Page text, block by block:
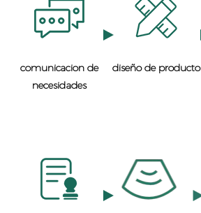
comunicacion de
necesidades
diseño de producto